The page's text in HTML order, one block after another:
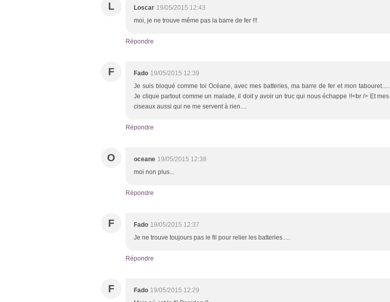
L Loscar 19/05/2015 12:43
moi, je ne trouve même pas la barre de fer !!!
Répondre
F Fado 19/05/2015 12:39
Je suis bloqué comme toi Océane, avec mes batteries, ma barre de fer et mon tabouret.....
Je clique partout comme un malade, il doit y avoir un truc qui nous échappe !!<br /> Et mes
ciseaux aussi qui ne me servent à rien....
Répondre
O oceane 19/05/2015 12:38
moi non plus...
Répondre
F Fado 19/05/2015 12:37
Je ne trouve toujours pas le fil pour relier les batteries.....
Répondre
F Fado 19/05/2015 12:29